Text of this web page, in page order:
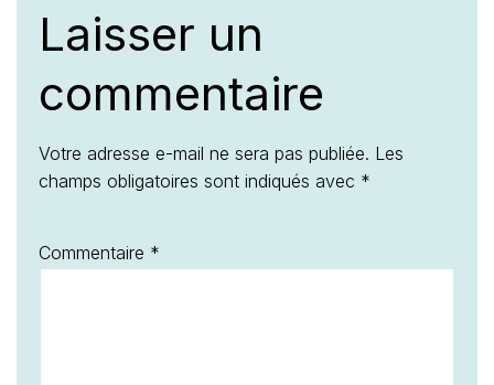
Laisser un
commentaire
Votre adresse e-mail ne sera pas publiée. Les
champs obligatoires sont indiqués avec *
Commentaire *